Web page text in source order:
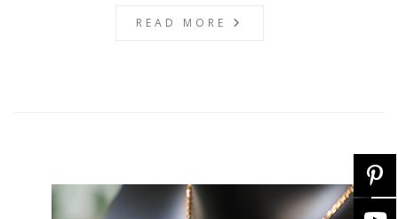
READ MORE